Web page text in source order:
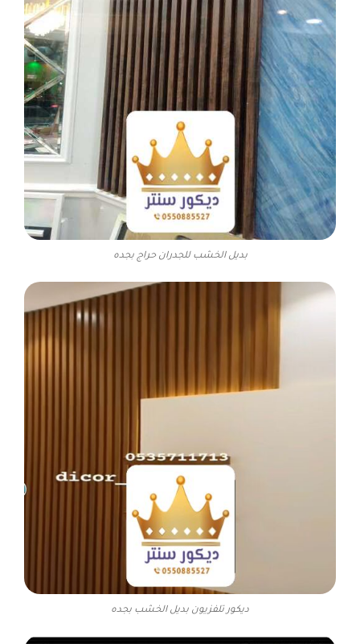
بديل الخشب للجدران حراج بجده
ديكور تلفزيون بديل الخشب بجده